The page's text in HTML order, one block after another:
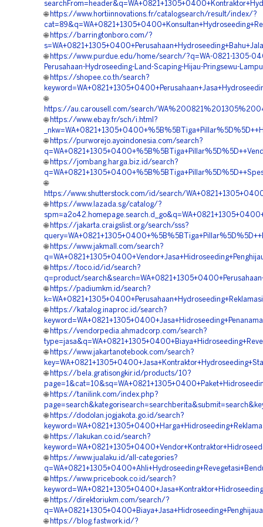
🌐 https://www.hortiinnovations.fr/catalogsearch/result/index/?
🌐 https://barringtonboro.com/?
🌐 https://www.purdue.edu/home/search/?q=WA-0821-1305-
Perusahaan-Hydroseeding-Land-Scaping-Hijau-Pringsewu-
🌐 https://shopee.co.th/search?
🌐
https://au.carousell.com/search/
🌐 https://www.ebay.fr/sch/i.html?
🌐 https://purworejo.ayoindonesia.com/search?
🌐 https://jombang.harga.biz.id/search?
🌐
https://www.shutterstock.com/id/search/
🌐 https://www.lazada.sg/catalog/?
🌐 https://jakarta.craigslist.org/search/sss?
🌐 https://www.jakmall.com/search?
🌐 https://toco.id/id/search?
q=product/
🌐 https://padiumkm.id/search?
🌐 https://katalog.inaproc.id/search?
🌐 https://vendorpedia.ahmadcorp.com/search?
🌐 https://www.jakartanotebook.com/search?
🌐 https://bela.gratisongkir.id/products/10?
🌐 https://tanilink.com/index.php?
🌐 https://dodolan.jogjakota.go.id/search?
🌐 https://lakukan.co.id/search?
🌐 https://www.jualaku.id/all-categories?
🌐 https://www.pricebook.co.id/search?
🌐 https://direktoriukm.com/search/?
🌐 https://blog.fastwork.id/?